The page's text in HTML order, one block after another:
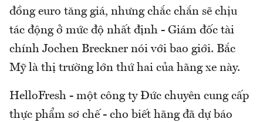
đồng euro tăng giá, nhưng chắc chắn sẽ chịu
tác động ở mức độ nhất định - Giám đốc tài
chính Jochen Breckner nói với bao giới. Bắc
Mỹ là thị trường lớn thứ hai của hãng xe này.
HelloFresh - một công ty Đức chuyên cung cấp
thực phẩm sơ chế - cho biết hãng đã dự báo